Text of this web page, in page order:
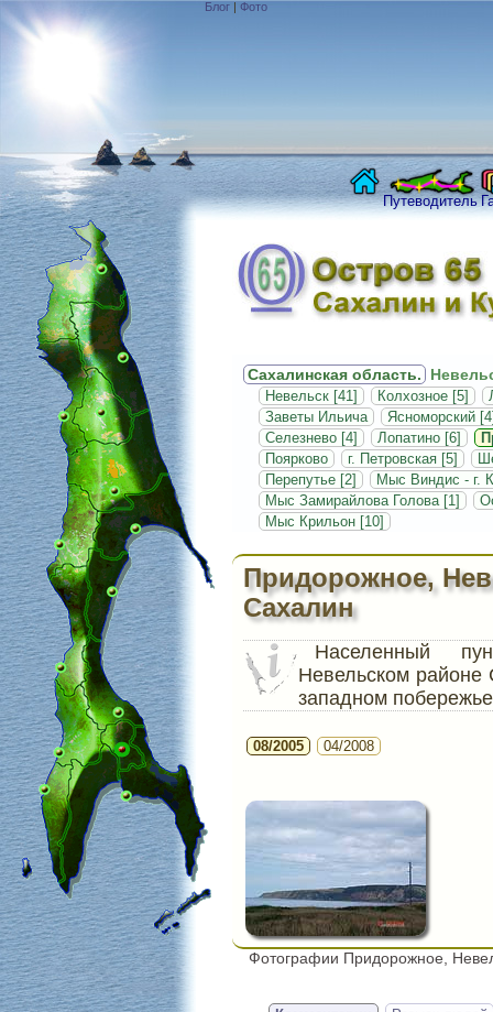
Блог | Фото
Путеводитель
Сахалинская область.
Невельск [41] Колхозное [5]
Заветы Ильича
Ясноморский
Селезнево [4]
Лопатино [6]
Поярково
г. Петровская [5]
Перепутье [2]
Мыс Виндис - г.
Мыс Замирайлова Голова [1]
Мыс Крильон [10]
Придорожное,
Сахалин
Населенный
Невельском районе
западном
08/2005 04/2008
Фотографии Придорожное,